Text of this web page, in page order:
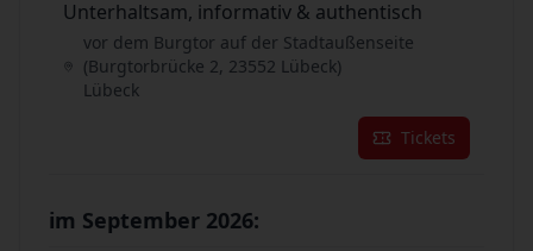
Unterhaltsam, informativ & authentisch
vor dem Burgtor auf der Stadtaußenseite
(Burgtorbrücke 2, 23552 Lübeck)
Lübeck
Tickets
im September 2026: